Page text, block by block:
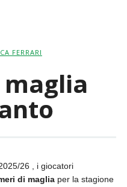
FERRARI
26 , i giocatori
di magliaper la stagione